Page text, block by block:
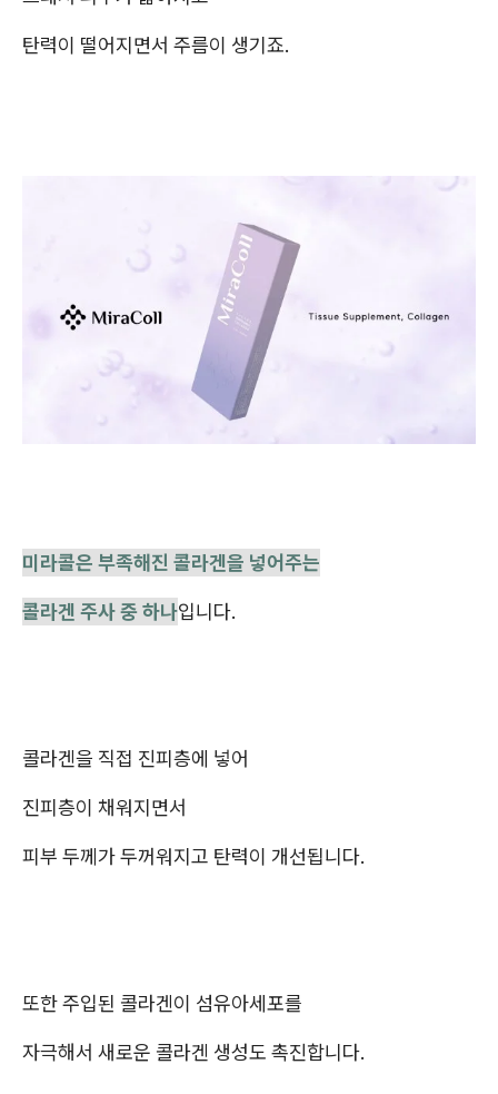
탄력이 떨어지면서 주름이 생기죠.
미라콜은 부족해진 콜라겐을 넣어주는
콜라겐 주사 중 하나입니다.
콜라겐을 직접 진피층에 넣어
진피층이 채워지면서
피부 두께가 두꺼워지고 탄력이 개선됩니다.
또한 주입된 콜라겐이 섬유아세포를
자극해서 새로운 콜라겐 생성도 촉진합니다.